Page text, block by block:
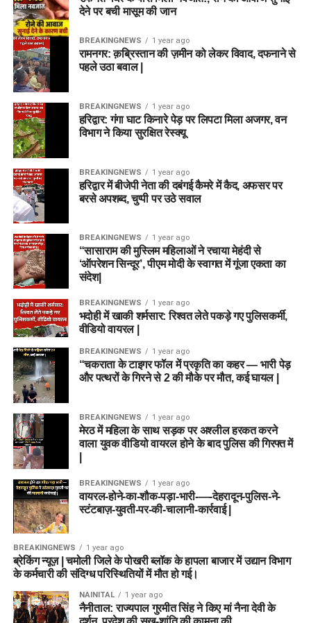
देने पर बची मासूम की जान
BREAKINGNEWS 1 year ago
रामनगर: क़ब्रिस्तान की ज़मीन को लेकर विवाद, दफनाने से
पहले उठा बवाल |
BREAKINGNEWS 1 year ago
हरिद्वार: गंगा घाट किनारे पेड़ पर लिपटा मिला अजगर, वन
विभाग ने किया सुरक्षित रेस्क्यू
BREAKINGNEWS 1 year ago
हरिद्वार में बीजेपी नेता की दबंगई कैमरे में कैद, अफसर पर
बरसे अपशब्द, चुप्पी पर उठे सवाल
BREAKINGNEWS 1 year ago
“सासाराम की मुस्लिम महिलाओं ने रचाया मेहंदी से
‘ऑपरेशन सिन्दूर’, पीएम मोदी के स्वागत में गूंजा एकता का
संदेश|
BREAKINGNEWS 1 year ago
भदोही में खाकी शर्मसार: रिश्वत लेते पकड़े गए पुलिसकर्मी,
वीडियो वायरल |
BREAKINGNEWS 1 year ago
“चकराता के टाइगर फॉल में प्रकृति का कहर — भारी पेड़
और पत्थरों के गिरने से 2 की मौके पर मौत, कई घायल |
BREAKINGNEWS 1 year ago
मेरठ में महिला के साथ सड़क पर अश्लील हरकत करने
वाला युवक वीडियो वायरल होने के बाद पुलिस की गिरफ्त में
BREAKINGNEWS 1 year ago
वायरल-होने-का-शौक-पड़ा-भारी-—-देहरादून-पुलिस-ने-
स्टंटबाज़-युवती-पर-की-चालानी-कार्रवाई |
BREAKINGNEWS 1 year ago
ब्रेकिंग न्यूज़ | चमोली जिले के पोखरी ब्लॉक के हापला बाजार में उद्यान विभाग
के कर्मचारी की संदिग्ध परिस्थितियों में मौत हो गई।
NAINITAL 1 year ago
नैनीताल: राज्यपाल गुरमीत सिंह ने किए मां नैना देवी के